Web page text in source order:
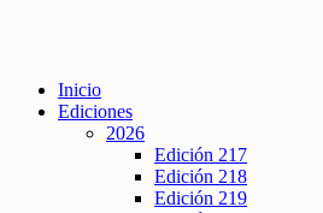
Inicio
Ediciones
2026
Edición 217
Edición 218
Edición 219